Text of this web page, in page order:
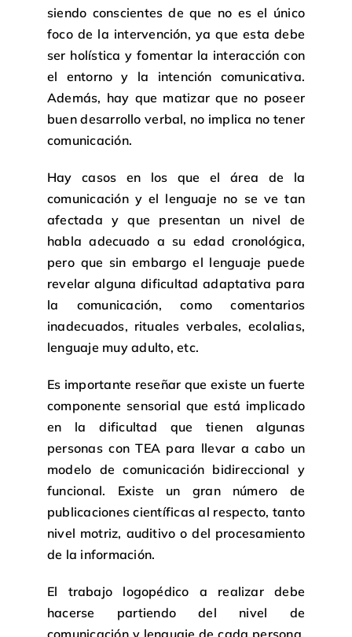
siendo conscientes de que no es el único
foco de la intervención, ya que esta debe
ser holística y fomentar la interacción con
el entorno y la intención comunicativa.
Además, hay que matizar que no poseer
buen desarrollo verbal, no implica no tener
comunicación.
Hay casos en los que el área de la
comunicación y el lenguaje no se ve tan
afectada y que presentan un nivel de
habla adecuado a su edad cronológica,
pero que sin embargo el lenguaje puede
revelar alguna dificultad adaptativa para
la comunicación, como comentarios
inadecuados, rituales verbales, ecolalias,
lenguaje muy adulto, etc.
Es importante reseñar que existe un fuerte
componente sensorial que está implicado
en la dificultad que tienen algunas
personas con TEA para llevar a cabo un
modelo de comunicación bidireccional y
funcional. Existe un gran número de
publicaciones científicas al respecto, tanto
nivel motriz, auditivo o del procesamiento
de la información.
El trabajo logopédico a realizar debe
hacerse partiendo del nivel de
comunicación y lenguaje de cada persona,